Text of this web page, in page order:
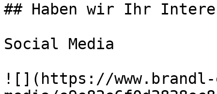
## Haben wir Ihr
Social Media
![](https://